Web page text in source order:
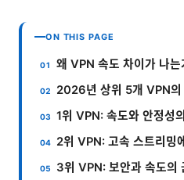
ON THIS PAGE
왜 VPN 속도 차이가 나는
2026년 상위 5개 VPN의
1위 VPN: 속도와 안정성
2위 VPN: 고속 스트리밍
3위 VPN: 보안과 속도의